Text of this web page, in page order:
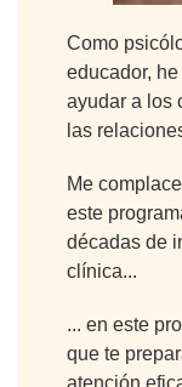
Como
educador,
ayudar a los
las
Me
este
décadas de
clínica...
... en este
que te
atención